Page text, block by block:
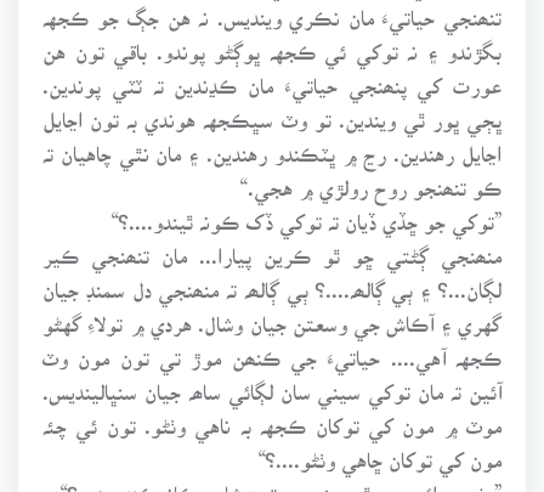
تنھنجي حياتيءَ مان نڪري وينديس. نہ هن جڳ جو ڪجهہ
بگڙندو ۽ نہ توکي ئي ڪجهہ ڀوڳڻو پوندو. باقي تون هن
عورت کي پنھنجي حياتيءَ مان ڪڍندين تہ ٽٽي پوندين.
ڀڄي ڀور ٿي ويندين. تو وٽ سڀڪجهہ هوندي بہ تون اڃايل
اڃايل رهندين. رڃ ۾ ڀٽڪندو رهندين. ۽ مان نٿي چاهيان تہ
ڪو تنھنجو روح رولڙي ۾ هجي.“
”توکي جو ڇڏي ڏيان تہ توکي ڏک ڪونہ ٿيندو....؟“
منھنجي ڳڻتي ڇو ٿو ڪرين پيارا... مان تنھنجي ڪير
لڳان...؟ ۽ ٻي ڳالھہ....؟ ٻي ڳالھہ تہ منھنجي دل سمنڊ جيان
گهري ۽ آڪاش جي وسعتن جيان وشال. هردي ۾ تولاءِ گهڻو
ڪجهہ آهي.... حياتيءَ جي ڪنھن موڙ تي تون مون وٽ
آئين تہ مان توکي سيني سان لڳائي ساھہ جيان سنڀالينديس.
موٽ ۾ مون کي توکان ڪجهہ بہ ناهي وٺڻو. تون ئي چئہ
مون کي توکان ڇاهي وٺڻو....؟“
”مٺي... ائين ڇو ٿي چئين... تون شادي ڪانہ ڪندينءَ...؟“